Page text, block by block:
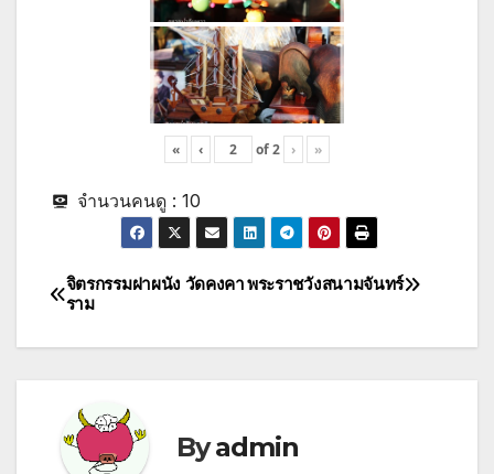
« ‹ of2 › »
จำนวนคนดู : 10
Post
navigation
พระราชวังสนามจันทร์
จิตรกรรมฝาผนัง วัดคงคา
ราม
Byadmin